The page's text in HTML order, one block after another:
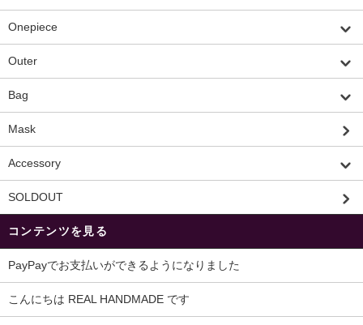
Onepiece
Outer
Bag
Mask
Accessory
SOLDOUT
コンテンツを見る
PayPayでお支払いができるようになりました
こんにちは REAL HANDMADE です